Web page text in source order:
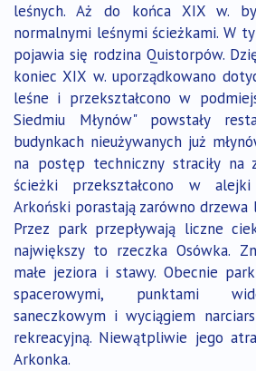
leśnych. Aż do końca XIX w.
normalnymi leśnymi ścieżkami. W
pojawia się rodzina Quistorpów.
koniec XIX w. uporządkowano
leśne i przekształcono w
Siedmiu Młynów" powstały
budynkach nieużywanych już
na postęp techniczny straciły na
ścieżki przekształcono w
Arkoński porastają zarówno drzewa
Przez park przepływają liczne
największy to rzeczka Osówka.
małe jeziora i stawy. Obecnie
spacerowymi, punktami
saneczkowym i wyciągiem
rekreacyjną. Niewątpliwie jego
Arkonka.